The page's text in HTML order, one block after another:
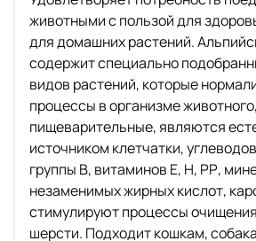
животными с пользой для
для домашних растений.
содержит специально
видов растений, которые
процессы в организме
пищеварительные, являются
источником клетчатки,
группы В, витаминов Е, Н, РР,
незаменимых жирных кислот,
стимулируют процессы
шерсти. Подходит кошкам,